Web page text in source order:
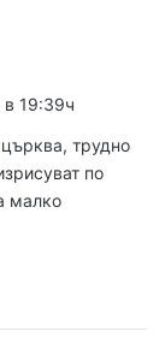
19:39ч
трудно
по
малко